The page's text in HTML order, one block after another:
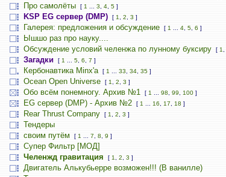
Про самолёты [ 1 3 4, 5]
KSP EG сервер (DMP) [ 1 2 3 ]
Галерея: предложения и обсуждение [ 1 4, 5, 6 ]
Ышшо раз про науку....
Обсуждение условий челенжа по лунному буксиру [ 1
Загадки [ 1 5, 6 7 ]
Кербонавтика Minx'a [ 1 33 34, 35]
Ocean Open Universe [ 1 2 3 ]
Обо всём понемногу. Архив №1 [ 1 98 99, 100]
EG сервер (DMP) - Архив №2 [ 1 16 17 18 ]
Rear Thrust Company [ 1 2 3 ]
Тендеры
своим путём [ 1 7 8 9]
Супер Фильтр [МОД]
Челенжд гравитация [ 1 2 3 ]
Двигатель Алькубьерре возможен!!! (В ванилле)